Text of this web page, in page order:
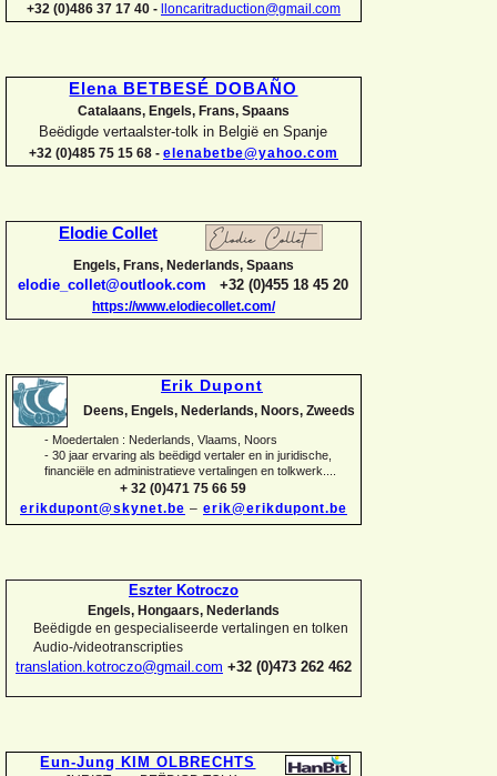
+32 (0)486 37 17 40 -
lloncaritraduction@gmail.com
Elena BETBESÉ DOBAÑO
Catalaans, Engels, Frans, Spaans
Beëdigde vertaalster-tolk in België en Spanje
+32 (0)485 75 15 68 - elenabetbe@yahoo.com
Elodie Collet
Engels, Frans, Nederlands, Spaans
elodie_collet@outlook.com +32 (0)455 18 45 20
https://www.elodiecollet.com/
Erik Dupont
Deens, Engels, Nederlands, Noors, Zweeds
- Moedertalen : Nederlands, Vlaams, Noors
- 30 jaar ervaring als beëdigd vertaler en in juridische,
financiële en administratieve vertalingen en tolkwerk....
+ 32 (0)471 75 66 59
erikdupont@skynet.be – erik@erikdupont.be
Eszter Kotroczo
Engels, Hongaars, Nederlands
Beëdigde en gespecialiseerde vertalingen en tolken
Audio-/videotranscripties
translation.kotroczo@gmail.com +32 (0)473 262 462
Eun-Jung KIM OLBRECHTS